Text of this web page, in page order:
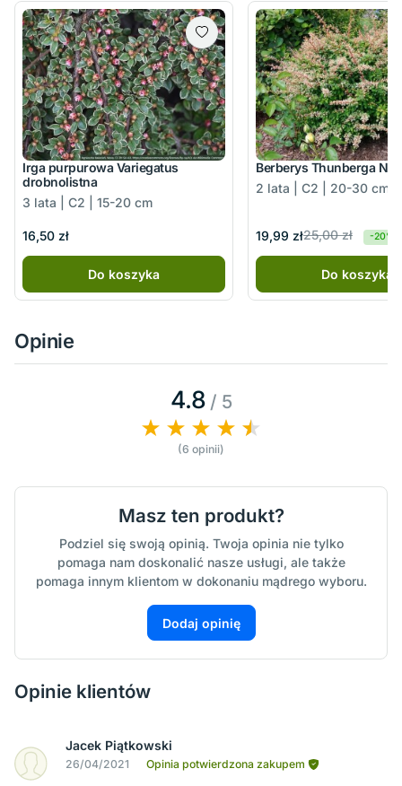
Irga purpurowa Variegatus
drobnolistna
3 lata | C2 | 15-20 cm
16,50 zł
Do koszyka
Berberys Thunberga
2 lata | C2 | 20-30 cm
19,99 zł25,00 zł -20%
Do koszyka
Opinie
4.8 / 5
(6 opinii)
Masz ten produkt?
Podziel się swoją opinią. Twoja opinia nie tylko
pomaga nam doskonalić nasze usługi, ale także
pomaga innym klientom w dokonaniu mądrego wyboru.
Dodaj opinię
Opinie klientów
Jacek Piątkowski
26/04/2021 Opinia potwierdzona zakupem